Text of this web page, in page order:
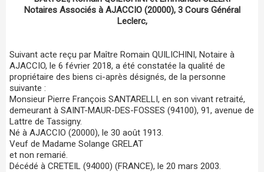
Notaires Associés à AJACCIO (20000), 3 Cours Général
Leclerc,
Suivant acte reçu par Maître Romain QUILICHINI, Notaire à
AJACCIO, le 6 février 2018, a été constatée la qualité de
propriétaire des biens ci-après désignés, de la personne
suivante :
Monsieur Pierre François SANTARELLI, en son vivant retraité,
demeurant à SAINT-MAUR-DES-FOSSES (94100), 91, avenue de
Lattre de Tassigny.
Né à AJACCIO (20000), le 30 août 1913.
Veuf de Madame Solange GRELAT
et non remarié.
Décédé à CRETEIL (94000) (FRANCE), le 20 mars 2003.